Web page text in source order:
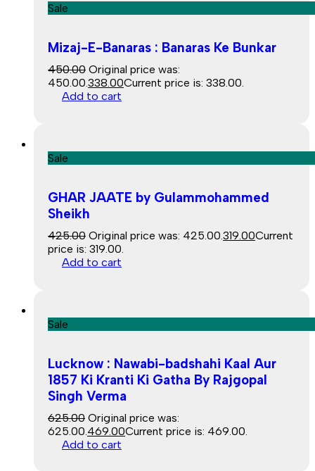
Sale
Mizaj-E-Banaras : Banaras Ke Bunkar
450.00 Original price was:
₹450.00. 338.00Current price is: ₹338.00.
Add to cart
Sale
GHAR JAATE by Gulammohammed
Sheikh
425.00 Original price was: ₹425.00. 319.00Current
price is: ₹319.00.
Add to cart
Sale
Lucknow : Nawabi-badshahi Kaal Aur
1857 Ki Kranti Ki Gatha By Rajgopal
Singh Verma
625.00 Original price was:
₹625.00. 469.00Current price is: ₹469.00.
Add to cart